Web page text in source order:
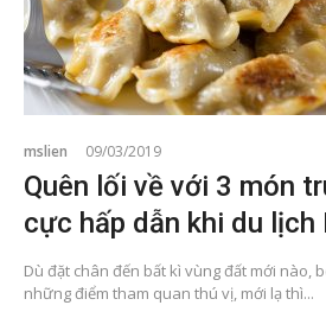
mslien 09/03/2019
Quên lối về với 3 món
cực hấp dẫn khi du lịch
Dù đặt chân đến bất kì vùng đất mới nào,
những điểm tham quan thú vị, mới lạ thì...